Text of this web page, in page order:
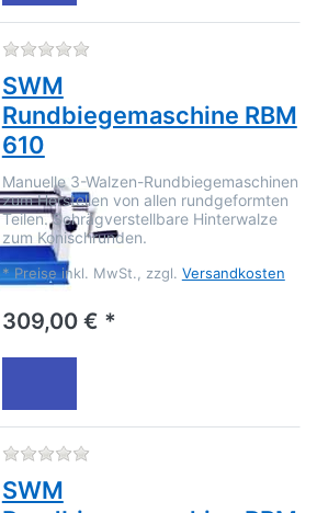
Zu diesem Produkt liegen
SWM
Rundbiegemaschine RBM
610
Manuelle 3-Walzen-Rundbiegemaschinen
zum Herstellen von allen rundgeformten
Teilen. Schrägverstellbare Hinterwalze
zum Konischrunden.
* Preise inkl. MwSt., zzgl. Versandkosten
309,00 € *
Zu diesem Produkt liegen
SWM